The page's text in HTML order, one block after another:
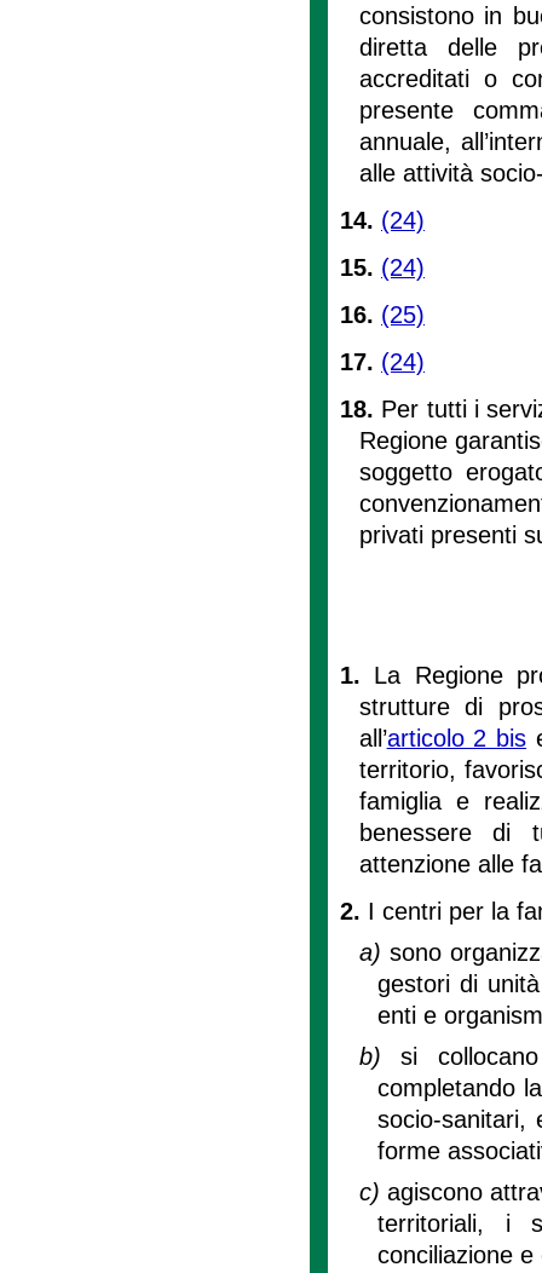
consistono in
diretta delle
accreditati o
presente
annuale,
alle attività
14. (24)
15. (24)
16. (25)
17. (24)
18. Per tutti i
Regione
soggetto
privati presenti
1. La Regione
strutture di
all’articolo 2 bis
territorio,
famiglia e
benessere di
attenzione alle
2. I centri per la
a) sono
gestori di
enti e
b)si
completando
socio-sanitari,
forme
c) agiscono
territoriali, i
conciliazione